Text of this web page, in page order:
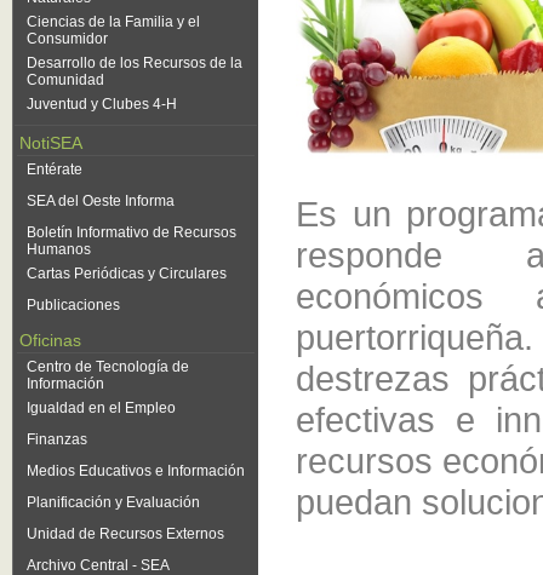
Ciencias de la Familia y el
Consumidor
Desarrollo de los Recursos de la
Comunidad
Juventud y Clubes 4-H
NotiSEA
Entérate
SEA del Oeste Informa
Boletín Informativo de Recursos
Humanos
Cartas Periódicas y Circulares
Publicaciones
Oficinas
Centro de Tecnología de
Información
Igualdad en el Empleo
Finanzas
Medios Educativos e Información
Planificación y Evaluación
Unidad de Recursos Externos
Archivo Central - SEA
Es un
responde
económicos
puertorriqueña.
destrezas
efectivas e
recursos
puedan